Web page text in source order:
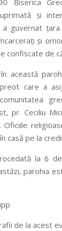
Biserica
şi
a guvernat
şi
confiscate de
această
care a
pr. Ceciliu
Oficiile
casă pe la
la 6
parohia
de la acest